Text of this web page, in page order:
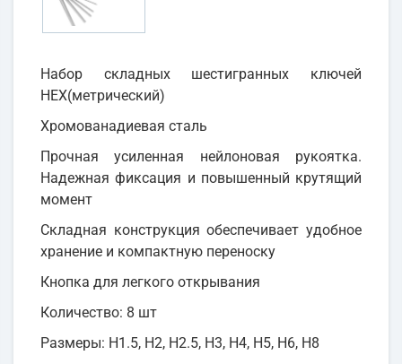
Набор складных шестигранных ключей
HEX(метрический)
Хромованадиевая сталь
Прочная усиленная нейлоновая рукоятка.
Надежная фиксация и повышенный крутящий
момент
Складная конструкция обеспечивает удобное
хранение и компактную переноску
Кнопка для легкого открывания
Количество: 8 шт
Размеры: H1.5, H2, H2.5, H3, H4, H5, H6, H8